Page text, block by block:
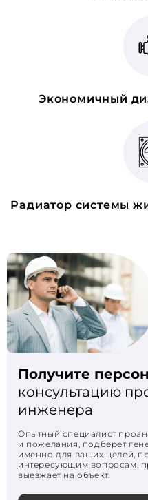
Экономичный
Радиатор системы
Получите
консультацию
инженера
Опытный специалист
и пожелания, подберет
именно для ваших целей,
интересующим вопросам,
выезжает на объект.